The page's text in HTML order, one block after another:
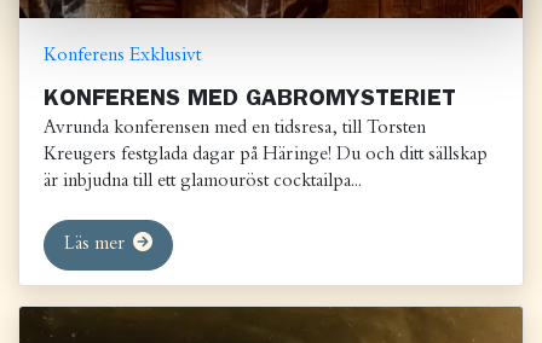
Konferens Exklusivt
KONFERENS MED GABROMYSTERIET
Avrunda konferensen med en tidsresa, till Torsten
Kreugers festglada dagar på Häringe! Du och ditt sällskap
är inbjudna till ett glamouröst cocktailpa...
Läs mer